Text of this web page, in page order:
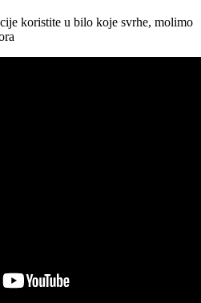
koristite u bilo koje svrhe, molimo